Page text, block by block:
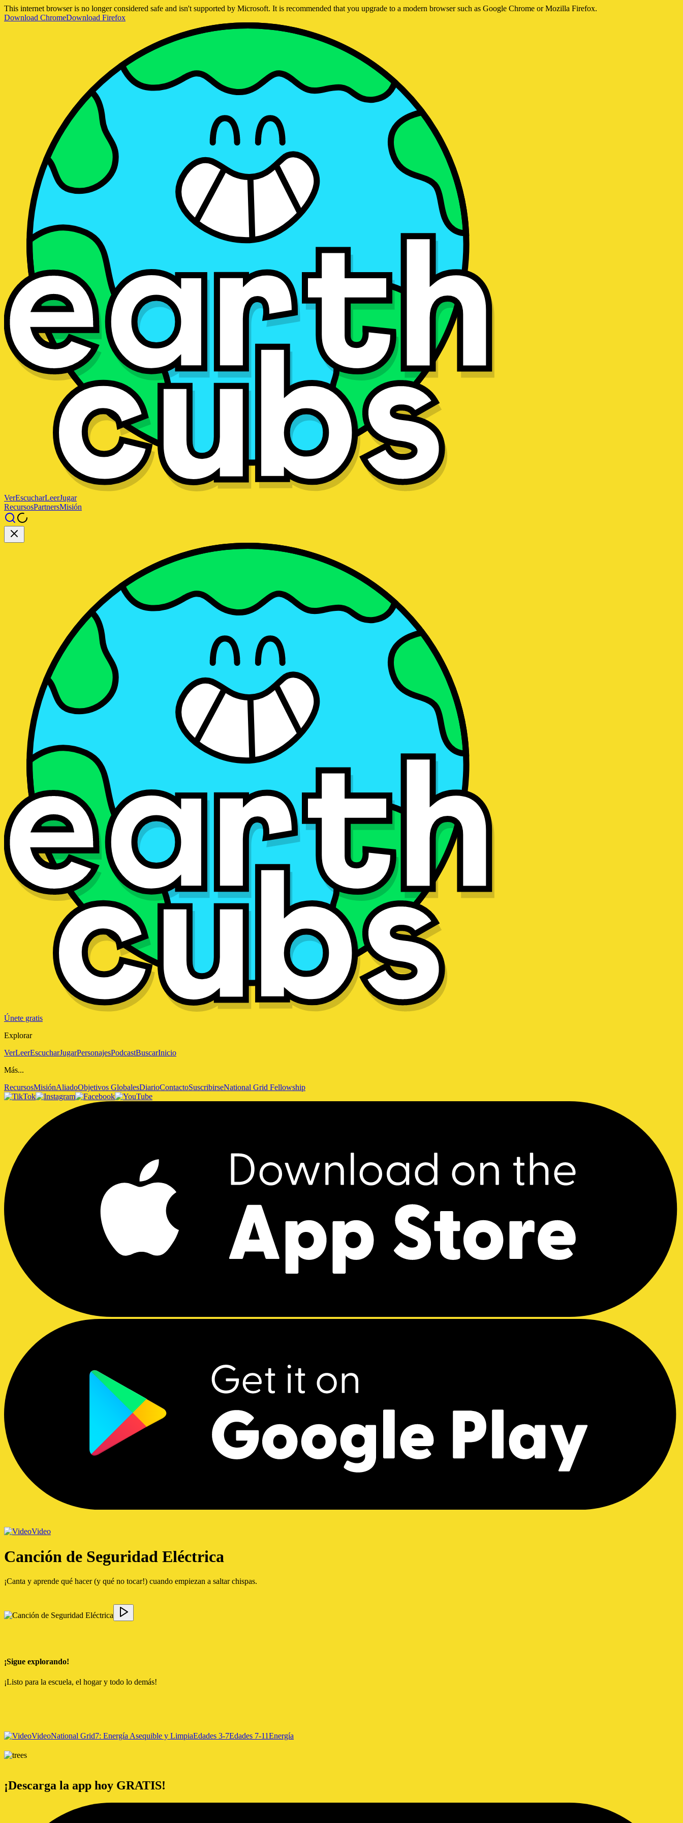
This internet browser is no longer considered safe and isn't supported by Microsoft. It is recommended that you upgrade to a modern browser such as Google Chrome or Mozilla Firefox.
Download ChromeDownload Firefox
VerEscucharLeerJugar
RecursosPartnersMisión
Únete gratis
Explorar
VerLeerEscucharJugarPersonajesPodcastBuscarInicio
Más...
RecursosMisiónAliadoObjetivos GlobalesDiarioContactoSuscribirseNational Grid Fellowship
Video
Canción de Seguridad Eléctrica
¡Canta y aprende qué hacer (y qué no tocar!) cuando empiezan a saltar chispas.
¡Sigue explorando!
¡Listo para la escuela, el hogar y todo lo demás!
VideoNational Grid7: Energía Asequible y LimpiaEdades 3-7Edades 7-11Energía
¡Descarga la app hoy GRATIS!